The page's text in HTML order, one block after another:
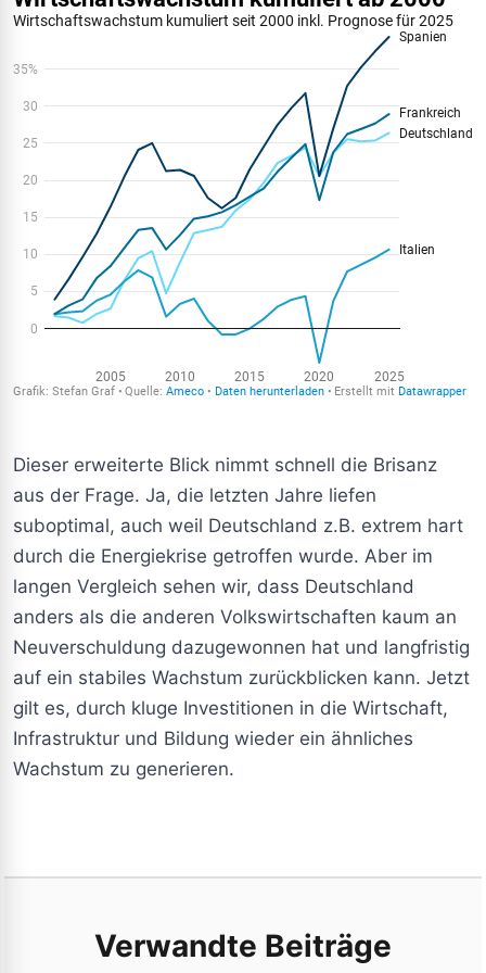
Dieser erweiterte Blick nimmt schnell die Brisanz
aus der Frage. Ja, die letzten Jahre liefen
suboptimal, auch weil Deutschland z.B. extrem hart
durch die Energiekrise getroffen wurde. Aber im
langen Vergleich sehen wir, dass Deutschland
anders als die anderen Volkswirtschaften kaum an
Neuverschuldung dazugewonnen hat und langfristig
auf ein stabiles Wachstum zurückblicken kann. Jetzt
gilt es, durch kluge Investitionen in die Wirtschaft,
Infrastruktur und Bildung wieder ein ähnliches
Wachstum zu generieren.
Verwandte Beiträge